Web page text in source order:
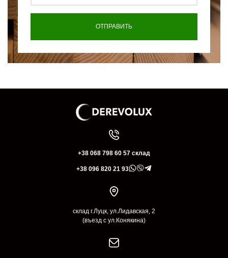
+38 068 798 60 57 склад
+38 096 820 21 93
склад г.Луцк, ул.Лидавская, 2
(въезд с ул.Конякина)